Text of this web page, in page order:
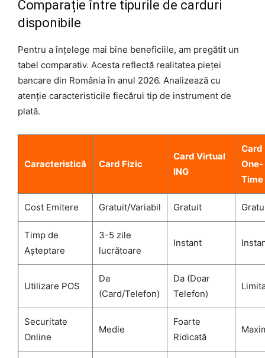
Comparație între tipurile de carduri
disponibile
Pentru a înțelege mai bine beneficiile, am pregătit un
tabel comparativ. Acesta reflectă realitatea pieței
bancare din România în anul 2026. Analizează cu
atenție caracteristicile fiecărui tip de instrument de
plată.
Caracteristică Card Fizic
Card Virtual
ING
Card
One-
Time
Cost Emitere Gratuit/Variabil Gratuit
Timp de
Așteptare
3-5 zile
lucrătoare
Instant
Utilizare POS
Da
(Card/Telefon)
Da (Doar
Telefon)
Securitate
Online
Medie
Foarte
Ridicată